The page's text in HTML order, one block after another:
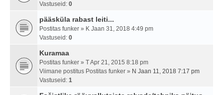
Vastuseid: 0
pääsküla rabast leiti...
Postitas funker » K Jaan 31, 2018 4:49 pm
Vastuseid: 0
Kuramaa
Postitas funker » T Apr 21, 2015 8:18 pm
Viimane postitus Postitas funker » N Jaan 11, 2018 7:17 pm
Vastuseid: 1